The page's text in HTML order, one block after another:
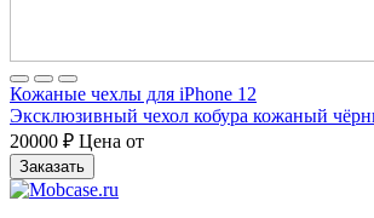
Кожаные чехлы для iPhone 12
Эксклюзивный чехол кобура кожаный
20000 ₽ Цена от
Заказать